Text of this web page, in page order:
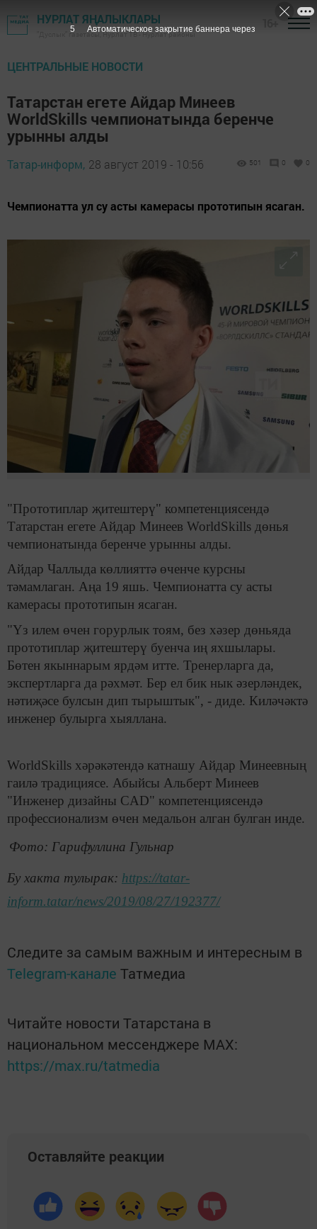
НУРЛАТ ЯҢАЛЫКЛАРЫ
"Дуслык" газетасы, Нурлат ТВ - Нурлат районы
ЦЕНТРАЛЬНЫЕ НОВОСТИ
Татарстан егете Айдар Минеев
WorldSkills чемпионатында беренче
урынны алды
Татар-информ, 28 август 2019 - 10:56 501 0 0
Чемпионатта ул су асты камерасы прототипын ясаган.
"Прототиплар җитештерү" компетенциясендә
Татарстан егете Айдар Минеев WorldSkills дөнья
чемпионатында беренче урынны алды.
Айдар Чаллыда көллияттә өченче курсны
тәмамлаган. Аңа 19 яшь. Чемпионатта су асты
камерасы прототипын ясаган.
"Үз илем өчен горурлык тоям, без хәзер дөньяда
прототиплар җитештерү буенча иң яхшылары.
Бөтен якыннарым ярдәм итте. Тренерларга да,
экспертларга да рәхмәт. Бер ел бик нык әзерләндек,
нәтиҗәсе булсын дип тырыштык", - диде. Киләчәктә
инженер булырга хыяллана.
WorldSkills хәрәкәтендә катнашу Айдар Минеевның
гаилә традициясе. Абыйсы Альберт Минеев
"Инженер дизайны CAD" компетенциясендә
профессионализм өчен медальон алган булган инде.
Фото: Гарифуллина Гульнар
Бу хакта тулырак: https://tatar-
inform.tatar/news/2019/08/27/192377/
Следите за самым важным и интересным в
Telegram-канале Татмедиа
Читайте новости Татарстана в
национальном мессенджере MАХ:
https://max.ru/tatmedia
Оставляйте реакции
3 Автоматическое закрытие баннера через